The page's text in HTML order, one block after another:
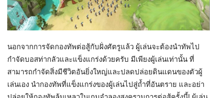
นอกจากการจัดกองทัพต่อสู้กับฝั่งศัตรูแล้ว ผู้เล่นจะต้องนำทัพไป
กำจัดบอสท่ากลัวและแข็งแกร่งด้วยครับ มีเพียงผู้เล่นเท่านั้น ที่
สามารถกำจัดสิ่งมีชีวิตอันยิ่งใหญ่และปลดปล่อยดินแดนของตัวผู้
เล่นเอง นำกองทัพที่แข็งแกร่งของผู้เล่นไปสู่ถ้ำที่อันตราย และอย่า